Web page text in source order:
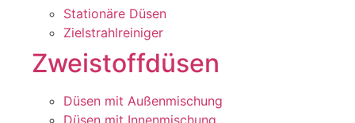
Stationäre Düsen
Zielstrahlreiniger
Zweistoffdüsen
Düsen mit Außenmischung
Düsen mit Innenmischung